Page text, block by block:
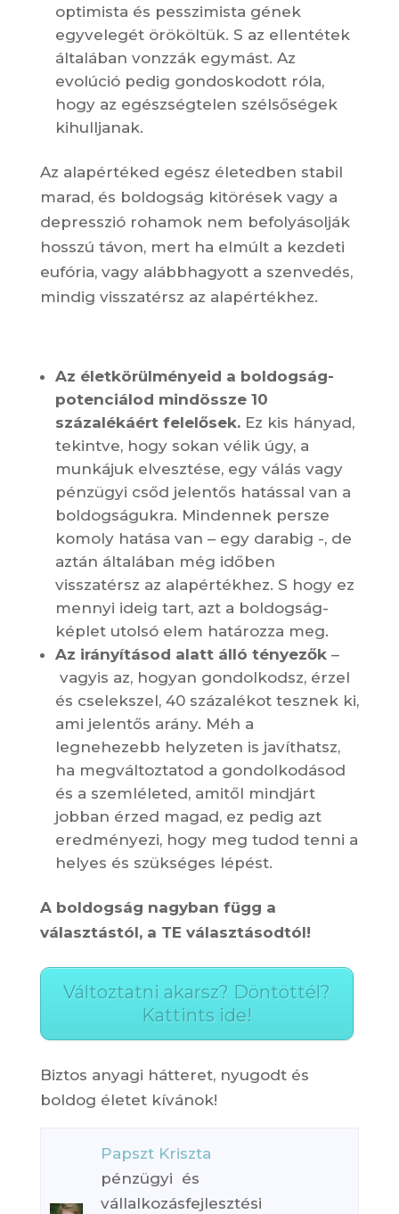
optimista és pesszimista gének
egyvelegét örököltük. S az ellentétek
általában vonzzák egymást. Az
evolúció pedig gondoskodott róla,
hogy az egészségtelen szélsőségek
kihulljanak.
Az alapértéked egész életedben stabil
marad, és boldogság kitörések vagy a
depresszió rohamok nem befolyásolják
hosszú távon, mert ha elmúlt a kezdeti
eufória, vagy alábbhagyott a szenvedés,
mindig visszatérsz az alapértékhez.
Az életkörülményeid a boldogság-
potenciálod mindössze 10
százalékáért felelősek.Ez kis hányad,
tekintve, hogy sokan vélik úgy, a
munkájuk elvesztése, egy válás vagy
pénzügyi csőd jelentős hatással van a
boldogságukra. Mindennek persze
komoly hatása van – egy darabig -, de
aztán általában még időben
visszatérsz az alapértékhez. S hogy ez
mennyi ideig tart, azt a boldogság-
képlet utolsó elem határozza meg.
Az irányításod alatt álló tényezők–
vagyis az, hogyan gondolkodsz, érzel
és cselekszel, 40 százalékot tesznek ki,
ami jelentős arány. Méh a
legnehezebb helyzeten is javíthatsz,
ha megváltoztatod a gondolkodásod
és a szemléleted, amitől mindjárt
jobban érzed magad, ez pedig azt
eredményezi, hogy meg tudod tenni a
helyes és szükséges lépést.
A boldogság nagyban függ a
választástól, a TE választásodtól!
Változtatni akarsz? Döntöttél?
Kattints ide!
Biztos anyagi hátteret, nyugodt és
boldog életet kívánok!
Papszt Kriszta
pénzügyi és
vállalkozásfejlesztési